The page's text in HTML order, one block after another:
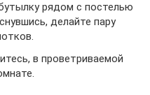
рядом с постелью
делайте пару
в проветриваемой